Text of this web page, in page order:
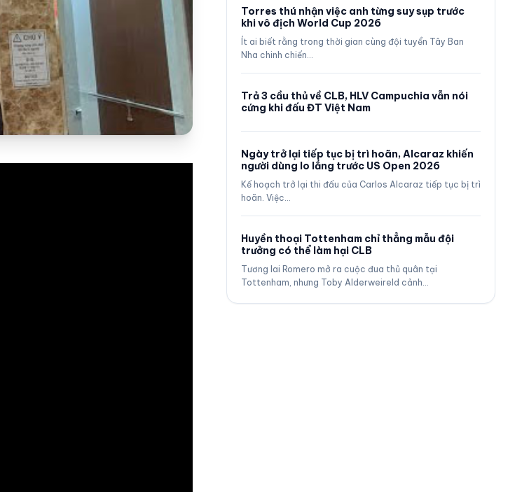
Torres thú nhận việc anh từng suy sụp trước
khi vô địch World Cup 2026
Ít ai biết rằng trong thời gian cùng đội tuyển Tây Ban
Nha chinh chiến…
Trả 3 cầu thủ về CLB, HLV Campuchia vẫn nói
cứng khi đấu ĐT Việt Nam
Ngày trở lại tiếp tục bị trì hoãn, Alcaraz khiến
người dùng lo lắng trước US Open 2026
Kế hoạch trở lại thi đấu của Carlos Alcaraz tiếp tục bị trì
hoãn. Việc…
Huyền thoại Tottenham chỉ thẳng mẫu đội
trưởng có thể làm hại CLB
Tương lai Romero mở ra cuộc đua thủ quân tại
Tottenham, nhưng Toby Alderweireld cảnh…